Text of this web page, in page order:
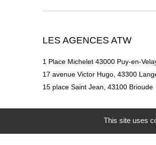
LES AGENCES ATW
1 Place Michelet 43000 Puy-en-
17 avenue Victor Hugo, 43300
15 place Saint Jean, 43100 Brioude
This site uses